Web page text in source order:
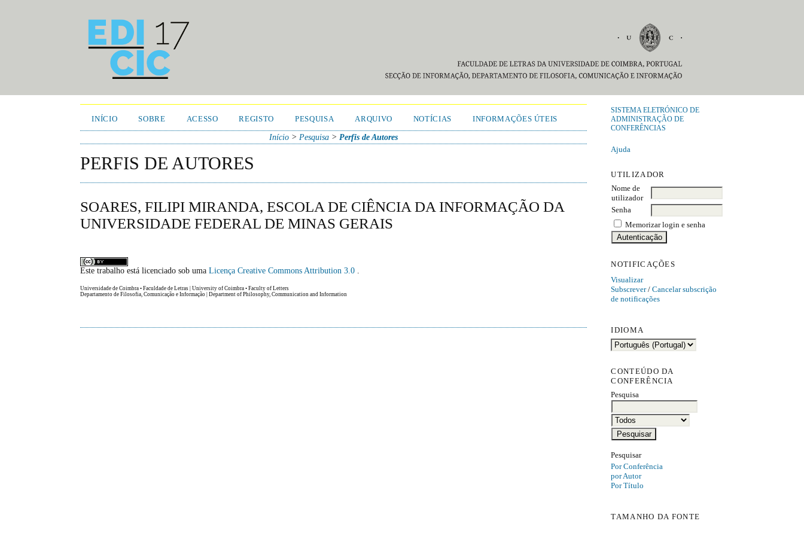
SISTEMA ELETRÓNICO DE
ADMINISTRAÇÃO DE
CONFERÊNCIAS
Ajuda
UTILIZADOR
Nome de
utilizador
Senha
Memorizar login e senha
NOTIFICAÇÕES
Visualizar
Subscrever/Cancelar subscrição
de notificações
IDIOMA
CONTEÚDO DA
CONFERÊNCIA
Pesquisa
Pesquisar
Por Conferência
por Autor
Por Título
TAMANHO DA FONTE
INÍCIO SOBRE ACESSO REGISTO PESQUISA ARQUIVO NOTÍCIAS INFORMAÇÕES ÚTEIS
Início >Pesquisa >Perfis de Autores
PERFIS DE AUTORES
SOARES, FILIPI MIRANDA, ESCOLA DE CIÊNCIA DA INFORMAÇÃO DA
UNIVERSIDADE FEDERAL DE MINAS GERAIS
Este trabalho está licenciado sob umaLicença Creative Commons Attribution 3.0 .
Universidade de Coimbra • Faculdade de Letras | University of Coimbra • Faculty of Letters
Departamento de Filosofia, Comunicação e Informação | Department of Philosophy, Communication and Information